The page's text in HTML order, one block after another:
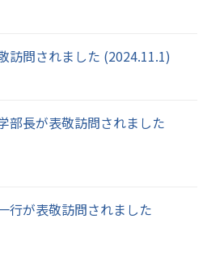
訪問されました (2024.11.1)
部長が表敬訪問されました
行が表敬訪問されました